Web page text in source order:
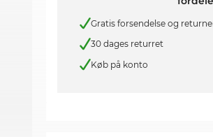
Gratis forsendelse og
30 dages returret
Køb på konto